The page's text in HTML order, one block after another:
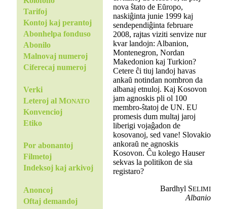
Tarifoj
Kontoj kaj perantoj
Abonhelpa fonduso
Abonilo
Malnovaj numeroj
Ciferecaj numeroj
Verki
Leteroj al MONATO
Konvencioj
Etiko
Por abonantoj
Filmetoj
Indeksoj kaj arkivoj
Anoncoj
Oftaj demandoj
nova ŝtato de Eŭropo,
naskiĝinta junie 1999 kaj
sendependiĝinta februare
2008, rajtas viziti senvize nur
kvar landojn: Albanion,
Montenegron, Nordan
Makedonion kaj Turkion?
Cetere ĉi tiuj landoj havas
ankaŭ notindan nombron da
albanaj etnuloj. Kaj Kosovon
jam agnoskis pli ol 100
membro-ŝtatoj de UN. EU
promesis dum multaj jaroj
liberigi vojaĝadon de
kosovanoj, sed vane! Slovakio
ankoraŭ ne agnoskis
Kosovon. Ĉu kolego Hauser
sekvas la politikon de sia
registaro?
Bardhyl SELIMI
Albanio